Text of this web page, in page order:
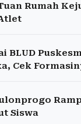
Rumah
BLUD
Cek
Siswa